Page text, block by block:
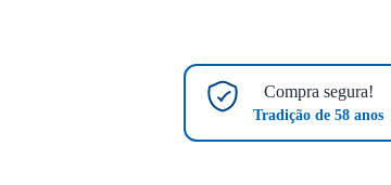
Compra segura!
Tradição de 58 anos